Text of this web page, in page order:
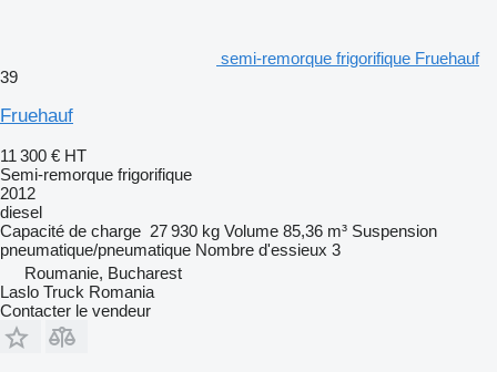
semi-remorque frigorifique Fruehauf
39
Fruehauf
11 300 € HT
Semi-remorque frigorifique
2012
diesel
Capacité de charge 27 930 kg Volume 85,36 m³ Suspension
pneumatique/pneumatique Nombre d'essieux 3
Roumanie, Bucharest
Laslo Truck Romania
Contacter le vendeur